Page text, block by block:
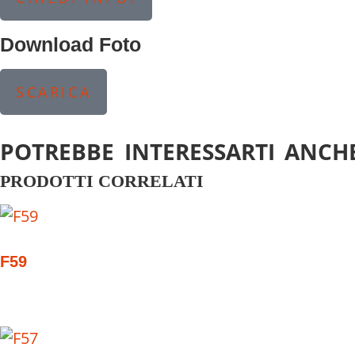
Download Foto
SCARICA
POTREBBE INTERESSARTI
PRODOTTI CORRELATI
F59